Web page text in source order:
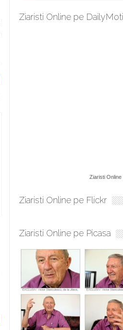
Ziaristi Online pe
Ziaristi Online
Ziaristi Online pe Flickr
Ziaristi Online pe Picasa